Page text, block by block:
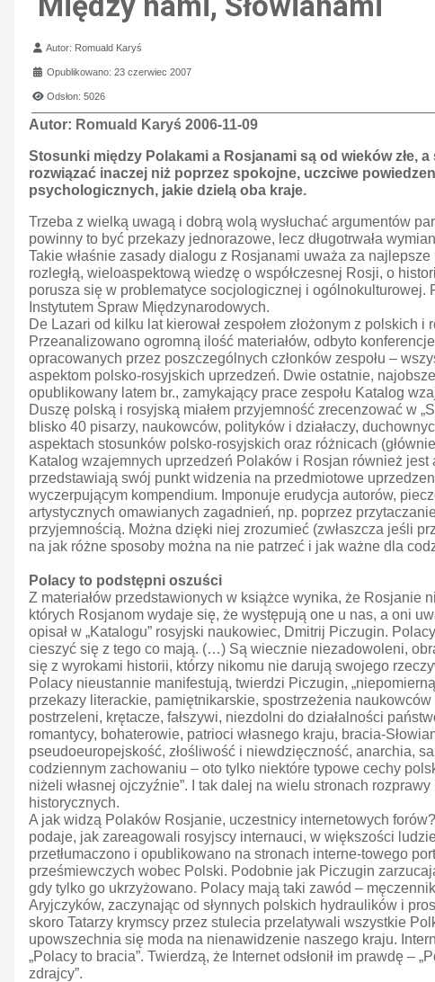
Szczegóły
Autor: Romuald Karyś
Opublikowano: 23 czerwiec 2007
Odsłon: 5026
Autor: Romuald Karyś 2006-11-09
Stosunki między Polakami a Rosjanami są od wieków złe,
rozwiązać inaczej niż poprzez spokojne, uczciwe
psychologicznych, jakie dzielą oba kraje.
Trzeba z wielką uwagą i dobrą wolą wysłuchać argumentów
powinny to być przekazy jednorazowe, lecz długotrwała
Takie właśnie zasady dialogu z Rosjanami uważa za
rozległą, wieloaspektową wiedzę o współczesnej Rosji, o
porusza się w problematyce socjologicznej i
Instytutem Spraw Międzynarodowych.
De Lazari od kilku lat kierował zespołem złożonym z
Przeanalizowano ogromną ilość materiałów, odbyto
opracowanych przez poszczególnych członków zespołu –
aspektom polsko-rosyjskich uprzedzeń. Dwie ostatnie,
opublikowany latem br., zamykający prace zespołu Katalog
Duszę polską i rosyjską miałem przyjemność zrecenzować w
blisko 40 pisarzy, naukowców, polityków i działaczy,
aspektach stosunków polsko-rosyjskich oraz różnicach
Katalog wzajemnych uprzedzeń Polaków i Rosjan również
przedstawiają swój punkt widzenia na przedmiotowe
wyczerpującym kompendium. Imponuje erudycja autorów,
artystycznych omawianych zagadnień, np. poprzez
przyjemnością. Można dzięki niej zrozumieć (zwłaszcza jeśli
na jak różne sposoby można na nie patrzeć i jak ważne dla
Polacy to podstępni oszuści
Z materiałów przedstawionych w książce wynika, że Rosjanie
których Rosjanom wydaje się, że występują one u nas, a oni
opisał w „Katalogu” rosyjski naukowiec, Dmitrij Piczugin.
cieszyć się z tego co mają. (…) Są wiecznie niezadowoleni,
się z wyrokami historii, którzy nikomu nie darują swojego
Polacy nieustannie manifestują, twierdzi Piczugin,
przekazy literackie, pamiętnikarskie, spostrzeżenia
postrzeleni, krętacze, fałszywi, niezdolni do działalności
romantycy, bohaterowie, patrioci własnego kraju, bracia-
pseudoeuropejskość, złośliwość i niewdzięczność, anarchia,
codziennym zachowaniu – oto tylko niektóre typowe cechy
niżeli własnej ojczyźnie”. I tak dalej na wielu stronach
historycznych.
A jak widzą Polaków Rosjanie, uczestnicy internetowych
podaje, jak zareagowali rosyjscy internauci, w większości
przetłumaczono i opublikowano na stronach interne-towego
prześmiewczych wobec Polski. Podobnie jak Piczugin
gdy tylko go ukrzyżowano. Polacy mają taki zawód –
Aryjczyków, zaczynając od słynnych polskich hydraulików i
skoro Tatarzy krymscy przez stulecia przelatywali wszystkie
upowszechnia się moda na nienawidzenie naszego kraju.
„Polacy to bracia”. Twierdzą, że Internet odsłonił im prawdę
zdrajcy”.